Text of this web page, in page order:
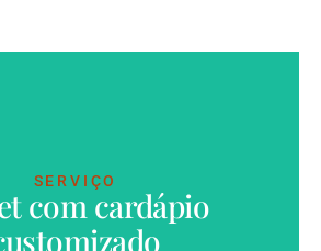
SERVIÇO
com cardápio
VER MAIS